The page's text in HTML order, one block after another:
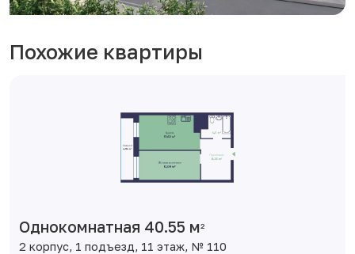
Похожие квартиры
Однокомнатная 40.55 м2
2 корпус, 1 подъезд, 11 этаж, № 110